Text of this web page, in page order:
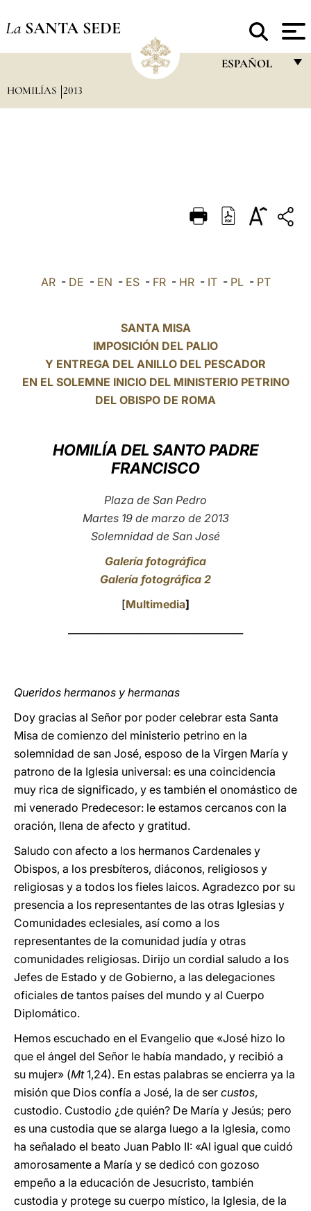
La SANTA SEDE
ESPAÑOL
DEUTSCH
العربيّة
HOMILÍAS 2013
AR- DE - EN - ES- FR- HR- IT- PL- PT
SANTA MISA
IMPOSICIÓN DEL PALIO
Y ENTREGA DEL ANILLO DEL PESCADOR
EN EL SOLEMNE INICIO DEL MINISTERIO PETRINO
DEL OBISPO DE ROMA
HOMILÍA DEL SANTO PADRE
FRANCISCO
Plaza de San Pedro
Martes 19 de marzo de 2013
Solemnidad de San José
Galería fotográfica
Galería fotográfica 2
[Multimedia]
Queridos hermanos y hermanas
Doy gracias al Señor por poder celebrar esta Santa
Misa de comienzo del ministerio petrino en la
solemnidad de san José, esposo de la Virgen María y
patrono de la Iglesia universal: es una coincidencia
muy rica de significado, y es también el onomástico de
mi venerado Predecesor: le estamos cercanos con la
oración, llena de afecto y gratitud.
Saludo con afecto a los hermanos Cardenales y
Obispos, a los presbíteros, diáconos, religiosos y
religiosas y a todos los fieles laicos. Agradezco por su
presencia a los representantes de las otras Iglesias y
Comunidades eclesiales, así como a los
representantes de la comunidad judía y otras
comunidades religiosas. Dirijo un cordial saludo a los
Jefes de Estado y de Gobierno, a las delegaciones
oficiales de tantos países del mundo y al Cuerpo
Diplomático.
Hemos escuchado en el Evangelio que «José hizo lo
que el ángel del Señor le había mandado, y recibió a
su mujer» (Mt1,24). En estas palabras se encierra ya la
misión que Dios confía a José, la de ser custos,
custodio. Custodio ¿de quién? De María y Jesús; pero
es una custodia que se alarga luego a la Iglesia, como
ha señalado el beato Juan Pablo II: «Al igual que cuidó
amorosamente a María y se dedicó con gozoso
empeño a la educación de Jesucristo, también
custodia y protege su cuerpo místico, la Iglesia, de la